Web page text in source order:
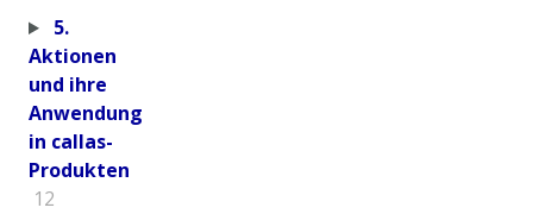
5.
Aktionen
und ihre
Anwendung
in callas-
Produkten
12